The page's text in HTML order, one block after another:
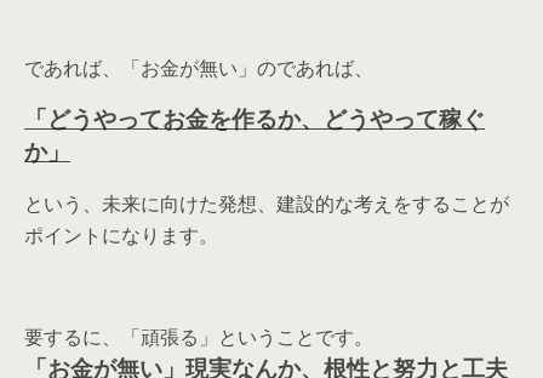
であれば、「お金が無い」のであれば、
「どうやってお金を作るか、どうやって稼ぐ
か」
という、未来に向けた発想、建設的な考えをすることが
ポイントになります。
要するに、「頑張る」ということです。
「お金が無い」現実なんか、根性と努力と工夫